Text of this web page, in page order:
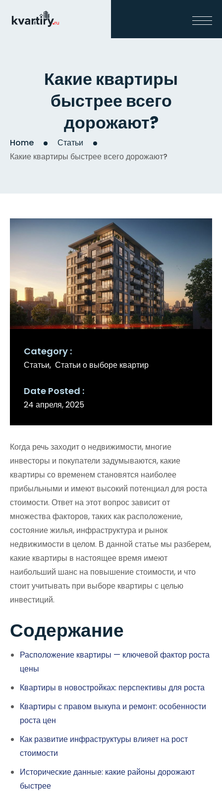
Какие квартиры
быстрее всего
дорожают?
Home
Статьи
Какие квартиры быстрее всего дорожают?
Category
Статьи Статьи о выборе квартир
Date Posted
24 апреля, 2025
Когда речь заходит о недвижимости, многие
инвесторы и покупатели задумываются, какие
квартиры со временем становятся наиболее
прибыльными и имеют высокий потенциал для роста
стоимости. Ответ на этот вопрос зависит от
множества факторов, таких как расположение,
состояние жилья, инфраструктура и рынок
недвижимости в целом. В данной статье мы разберем,
какие квартиры в настоящее время имеют
наибольший шанс на повышение стоимости, и что
стоит учитывать при выборе квартиры с целью
инвестиций.
Содержание
Расположение квартиры — ключевой фактор роста
цены
Квартиры в новостройках: перспективы для роста
Квартиры с правом выкупа и ремонт: особенности
роста цен
Как развитие инфраструктуры влияет на рост
стоимости
Исторические данные: какие районы дорожают
быстрее